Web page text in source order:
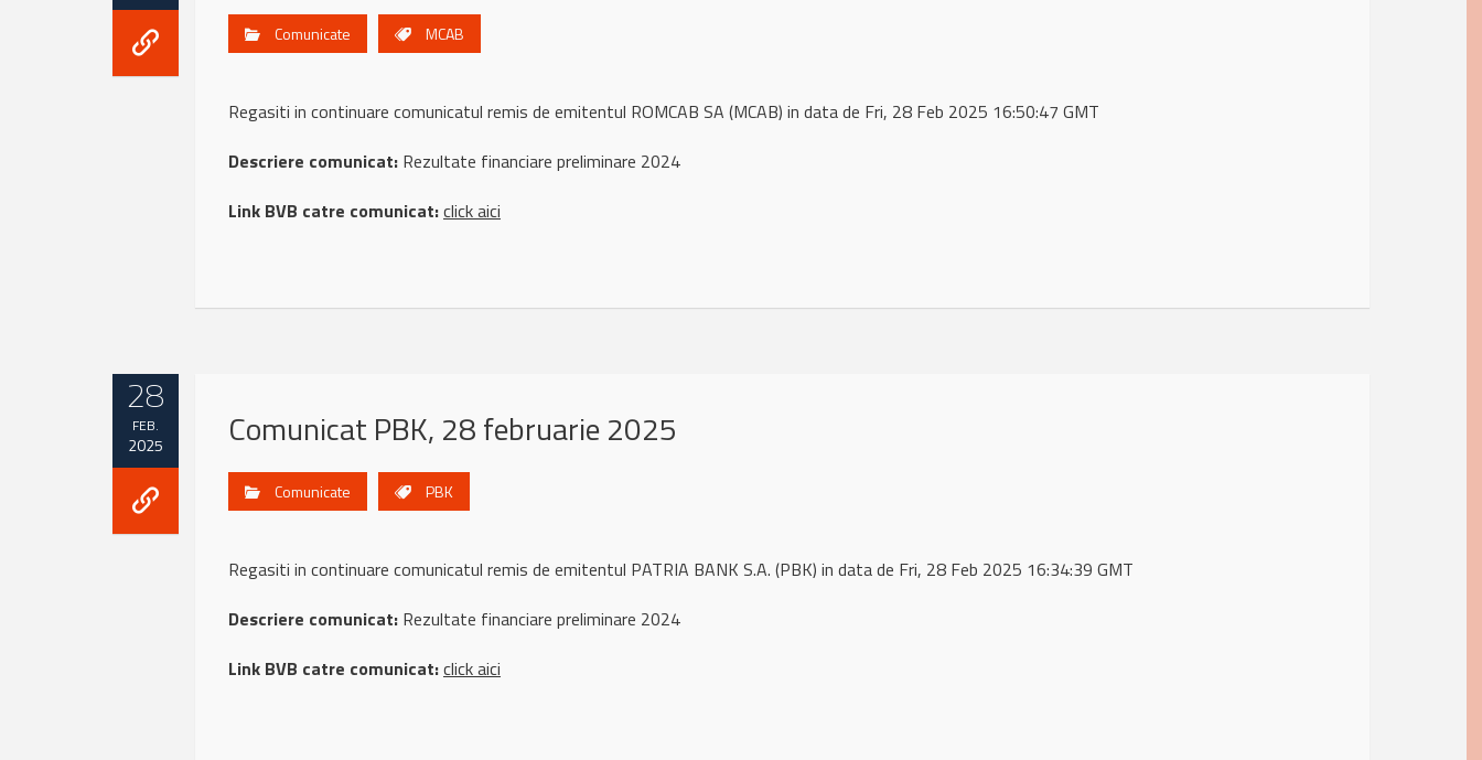
Comunicate MCAB
Regasiti in continuare comunicatul remis de emitentul ROMCAB SA (MCAB) in data de Fri, 28 Feb 2025 16:50:47 GMT
Descriere comunicat: Rezultate financiare preliminare 2024
Link BVB catre comunicat:click aici
28
FEB.
2025 Comunicat PBK, 28 februarie 2025
Comunicate PBK
Regasiti in continuare comunicatul remis de emitentul PATRIA BANK S.A. (PBK) in data de Fri, 28 Feb 2025 16:34:39 GMT
Descriere comunicat: Rezultate financiare preliminare 2024
Link BVB catre comunicat:click aici